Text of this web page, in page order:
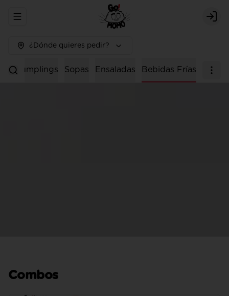
Abrir menu de navegación
¿Dónde quieres pedir?
Dumplings Sopas Ensaladas Bebidas Frías
Combos